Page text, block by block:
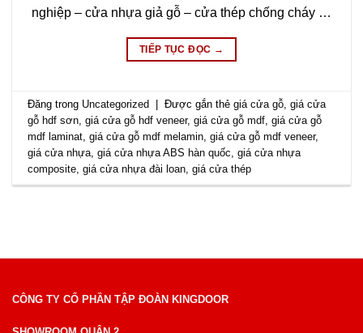
nghiệp – cửa nhựa giả gỗ – cửa thép chống cháy …
TIẾP TỤC ĐỌC →
Đăng trong Uncategorized Được gắn thẻgiá cửa gỗ ,giá cửa
gỗ hdf sơn ,giá cửa gỗ hdf veneer,giá cửa gỗ mdf ,giá cửa gỗ
mdf laminat ,giá cửa gỗ mdf melamin ,giá cửa gỗ mdf veneer,
giá cửa nhựa ,giá cửa nhựa ABS hàn quốc ,giá cửa nhựa
composite ,giá cửa nhựa đài loan ,giá cửa thép
CÔNG TY CỔ PHẦN TẬP ĐOÀN KINGDOOR